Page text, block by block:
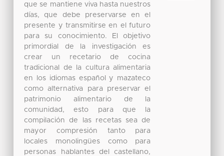
que se mantiene viva hasta nuestros
días, que debe preservarse en el
presente y transmitirse en el futuro
para su conocimiento. El objetivo
primordial de la investigación es
crear un recetario de cocina
tradicional de la cultura alimentaria
en los idiomas español y mazateco
como alternativa para preservar el
patrimonio alimentario de la
comunidad, esto para que la
compilación de las recetas sea de
mayor compresión tanto para
locales monolingües como para
personas hablantes del castellano,